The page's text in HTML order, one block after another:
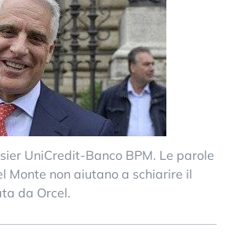
UniCredit-Banco BPM. Le parole
Monte non aiutano a schiarire il
da Orcel.